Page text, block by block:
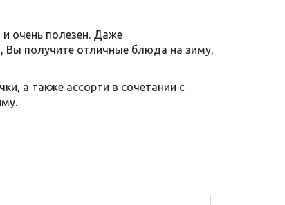
очень полезен. Даже
, Вы получите отличные блюда на зиму,
а также ассорти в сочетании с